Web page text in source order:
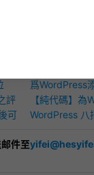
訪
典藍白當機畫
爲WordPress
[collapse] 功
評
【純代碼】
教學
可
WordPress 八
件至